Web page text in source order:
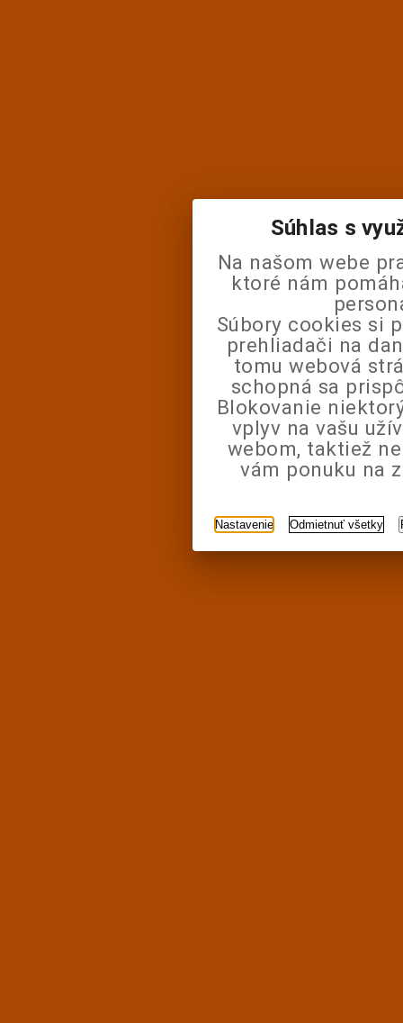
Súhlas s
Na našom webe
ktoré nám
Súbory cookies si
prehliadači na
tomu webová
schopná sa
Blokovanie
vplyv na vašu
webom, taktiež
vám ponuku na
Nastavenie Odmietnuť všetky